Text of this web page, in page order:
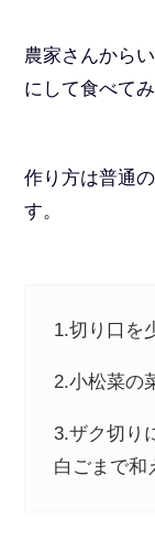
農家さんから
にして食べてみ
作り方は普通
す。
1.切り口を
2.小松菜の
3.ザク切り
白ごまで和